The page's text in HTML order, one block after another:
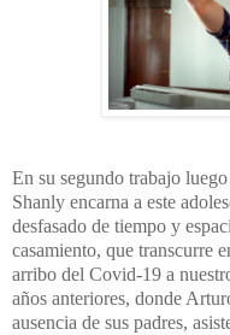
En su segundo trabajo
Shanly encarna a este
desfasado de tiempo y
casamiento, que transcurre
arribo del Covid-19 a
años anteriores, donde
ausencia de sus padres,